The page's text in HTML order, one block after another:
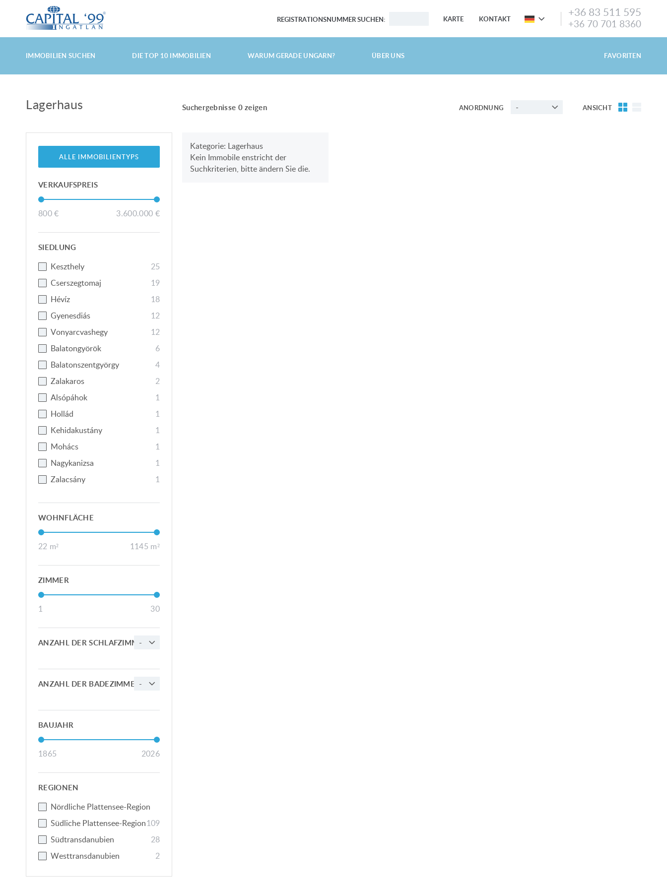
REGISTRATIONSNUMMER SUCHEN: KARTE KONTAKT +36 83 511 595
+36 70 701 8360
DIREKT
INHALT
DIREKT
INHALT
IMMOBILIEN SUCHEN DIE TOP 10 IMMOBILIEN WARUM GERADE UNGARN? ÜBER UNS FAVORITEN
VERKAUFSPREIS
800€ 3.600.000 €
ALLE IMMOBILIENTYPS
SIEDLUNG
Keszthely
25
Cserszegtomaj
19
Hévíz
18
Gyenesdiás
12
Vonyarcvashegy
12
Balatongyörök
6
Balatonszentgyörgy
4
Zalakaros
2
Alsópáhok
1
Hollád
1
Kehidakustány
1
Mohács
1
Nagykanizsa
1
Zalacsány
1
WOHNFLÄCHE
22 m² 1145 m²
ZIMMER
1 30
ANZAHL DER SCHLAFZIMMER
-
ANZAHL DER BADEZIMMER-
BAUJAHR
1865 2026
REGIONEN
Nördliche Plattensee-Region
109
Südliche Plattensee-Region
8
Südtransdanubien
2
Westtransdanubien
2
Lagerhaus Suchergebnisse 0zeigen ANSICHT
ANORDNUNG -
Kategorie: Lagerhaus
Kein Immobile enstricht der
Suchkriterien, bitte ändern Sie die.
HAUPTSEITE
GROSSES EINFAMILIENHAUS MIT GROSSEM GARTEN
AM BALATON, UFERNAH